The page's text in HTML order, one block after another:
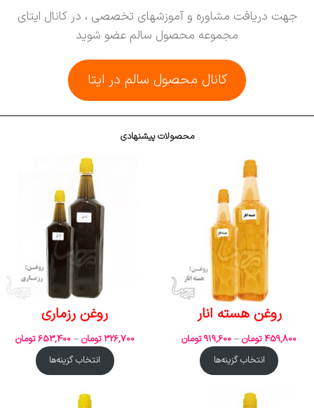
جهت دریافت مشاوره و آموزشهای تخصصی ، در کانال ایتای
مجموعه محصول سالم عضو شوید
کانال محصول سالم در ایتا
محصولات پیشنهادی
روغن هسته انار
459,800 تومان –
919,600 تومان
انتخاب گزینه‌ها
روغن رزماری
326,700 تومان –
653,400 تومان
انتخاب گزینه‌ها